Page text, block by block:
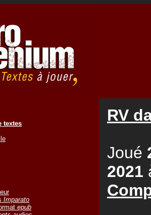
textes
Imparato
epub
RV
Joué
2021